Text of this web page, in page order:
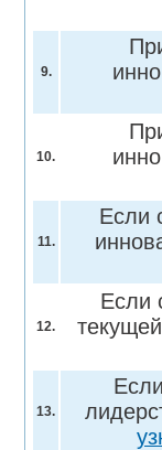
9.
10.
11.
Если
12.
Если
13.